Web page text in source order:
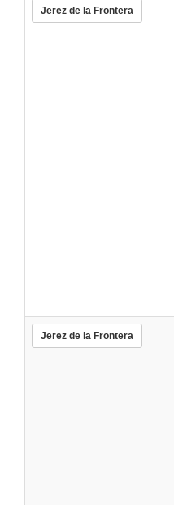
Jerez de la Frontera
Jerez de la Frontera